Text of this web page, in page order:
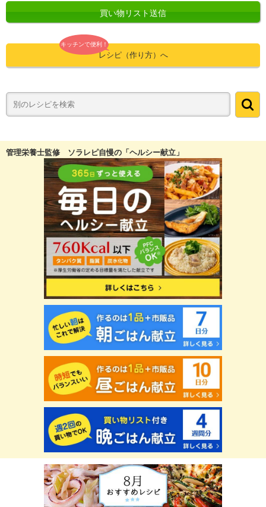
買い物リスト送信
キッチンで便利！
レシピ（作り方）へ
管理栄養士監修 ソラレピ自慢の「ヘルシー献立」